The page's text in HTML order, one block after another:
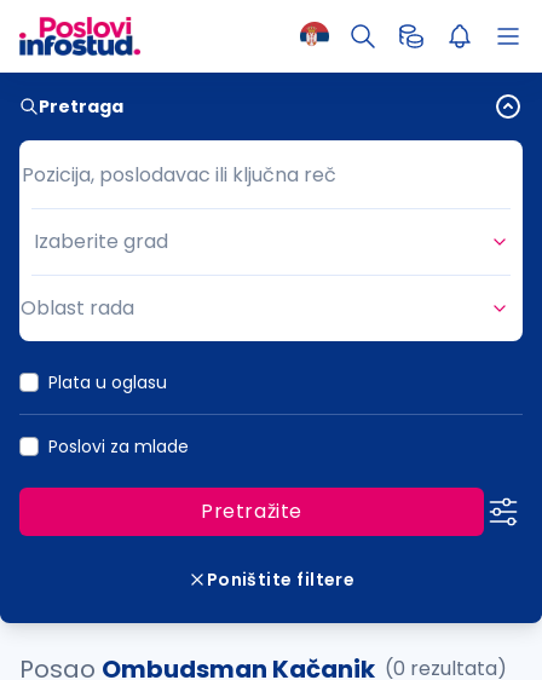
Pretraga
Pozicija, poslodavac ili ključna reč
Pozicija, poslodavac ili ključna reč
Grad
Izaberite grad
Oblast rada
Plata u oglasu
Poslovi za mlade
Pretražite
Poništite filtere
Posao Ombudsman Kačanik (0 rezultata)